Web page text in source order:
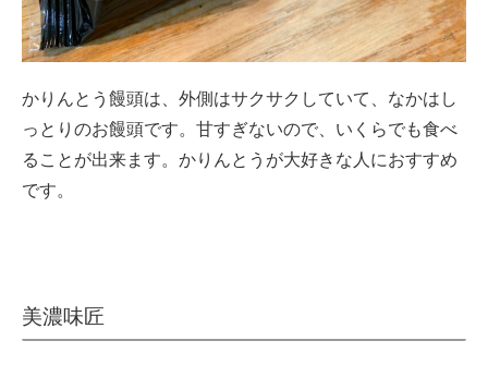
かりんとう饅頭は、外側はサクサクしていて、なかはし
っとりのお饅頭です。甘すぎないので、いくらでも食べ
ることが出来ます。かりんとうが大好きな人におすすめ
です。
美濃味匠